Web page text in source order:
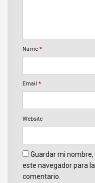
Name *
Email *
Website
Guardar mi
este navegador para
comentario.